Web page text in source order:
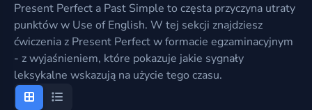
Present Perfect a Past Simple to częsta przyczyna utraty
punktów w Use of English. W tej sekcji znajdziesz
ćwiczenia z Present Perfect w formacie egzaminacyjnym
- z wyjaśnieniem, które pokazuje jakie sygnały
leksykalne wskazują na użycie tego czasu.